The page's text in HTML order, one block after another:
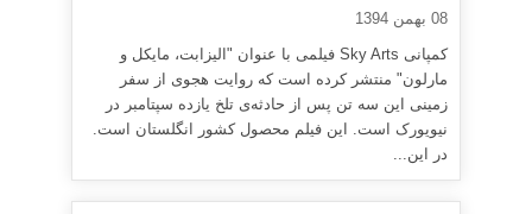
08 بهمن 1394
کمپانی Sky Arts فیلمی با عنوان "الیزابت، مایکل و
مارلون" منتشر کرده است که روایت هجوی از سفر
زمینی این سه تن پس از حادثه‌ی تلخ یازده سپتامبر در
نیویورک است. این فیلم محصول کشور انگلستان است.
در این...